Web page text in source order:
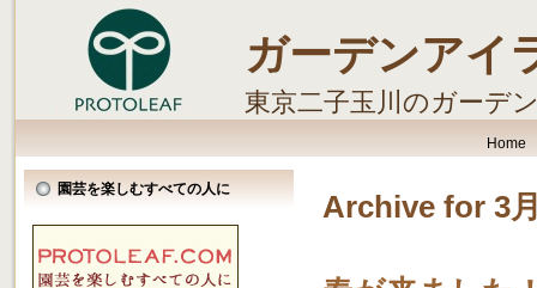
ガーデンアイ
東京二子玉川のガーデ
Home
園芸を楽しむすべての人に
Archive for 3